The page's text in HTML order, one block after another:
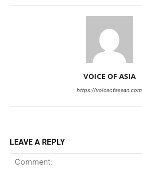
VOICE OF ASIA
https://voiceofasean.com
LEAVE A REPLY